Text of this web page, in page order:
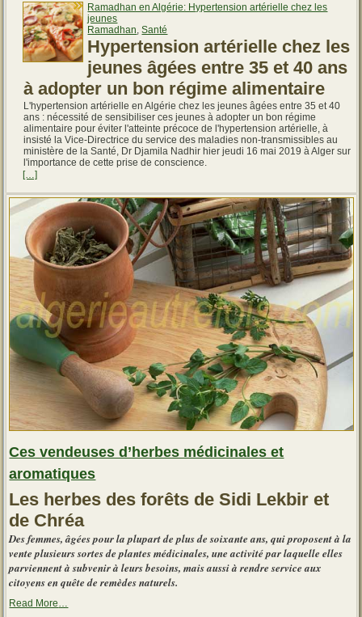
Ramadhan en Algérie: Hypertension artérielle chez les
jeunes
Ramadhan ,Santé
Hypertension artérielle chez les
jeunes âgées entre 35 et 40 ans
à adopter un bon régime alimentaire
L'hypertension artérielle en Algérie chez les jeunes âgées entre 35 et 40
ans : nécessité de sensibiliser ces jeunes à adopter un bon régime
alimentaire pour éviter l'atteinte précoce de l'hypertension artérielle, à
insisté la Vice-Directrice du service des maladies non-transmissibles au
ministère de la Santé, Dr Djamila Nadhir hier jeudi 16 mai 2019 à Alger sur
l'importance de cette prise de conscience.
[…]
Ces vendeuses d’herbes médicinales et
aromatiques
Les herbes des forêts de Sidi Lekbir et
de Chréa
Des femmes, âgées pour la plupart de plus de soixante ans, qui proposent à la
vente plusieurs sortes de plantes médicinales, une activité par laquelle elles
parviennent à subvenir à leurs besoins, mais aussi à rendre service aux
citoyens en quête de remèdes naturels.
Read More…